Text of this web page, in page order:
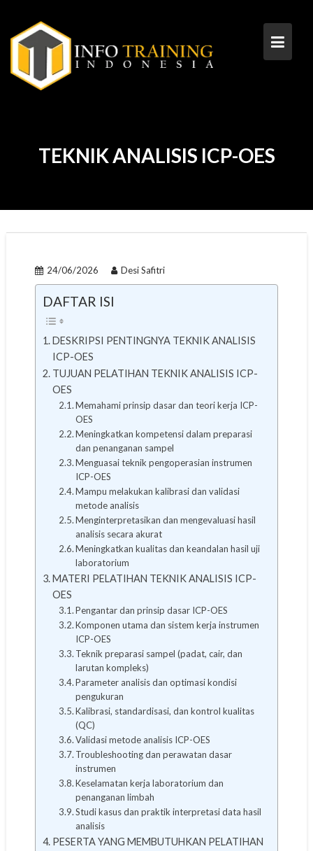
content
TEKNIK ANALISIS ICP-OES
24/06/2026 Desi Safitri
DAFTAR ISI
DESKRIPSI PENTINGNYA TEKNIK ANALISIS
ICP-OES
TUJUAN PELATIHAN TEKNIK ANALISIS ICP-
OES
Memahami prinsip dasar dan teori kerja ICP-
OES
Meningkatkan kompetensi dalam preparasi
dan penanganan sampel
Menguasai teknik pengoperasian instrumen
ICP-OES
Mampu melakukan kalibrasi dan validasi
metode analisis
Menginterpretasikan dan mengevaluasi hasil
analisis secara akurat
Meningkatkan kualitas dan keandalan hasil uji
laboratorium
MATERI PELATIHAN TEKNIK ANALISIS ICP-
OES
Pengantar dan prinsip dasar ICP-OES
Komponen utama dan sistem kerja instrumen
ICP-OES
Teknik preparasi sampel (padat, cair, dan
larutan kompleks)
Parameter analisis dan optimasi kondisi
pengukuran
Kalibrasi, standardisasi, dan kontrol kualitas
(QC)
Validasi metode analisis ICP-OES
Troubleshooting dan perawatan dasar
instrumen
Keselamatan kerja laboratorium dan
penanganan limbah
Studi kasus dan praktik interpretasi data hasil
analisis
PESERTA YANG MEMBUTUHKAN PELATIHAN